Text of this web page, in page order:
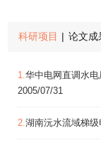
科研项目 | 论文成
1. 华中电网直调水
2005/07/31
2. 湖南沅水流域梯